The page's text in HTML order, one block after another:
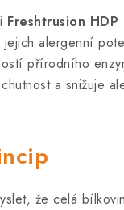
Freshtrusion HDP
alergenní
přírodního
a snižuje
že celá